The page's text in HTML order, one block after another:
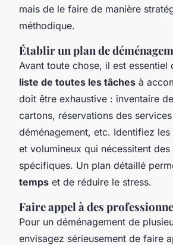
mais de le faire de manière
méthodique.
Établir un plan de
Avant toute chose, il est essentiel
liste de toutes les tâches à
doit être exhaustive : inventaire
cartons, réservations des
déménagement, etc. Identifiez
et volumineux qui nécessitent
spécifiques. Un plan détaillé
temps et de réduire le stress.
Faire appel à des
Pour un déménagement de
envisagez sérieusement de faire